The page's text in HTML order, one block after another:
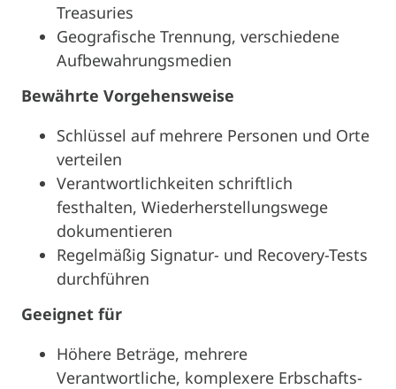
Treasuries
Geografische Trennung, verschiedene
Aufbewahrungsmedien
Bewährte Vorgehensweise
Schlüssel auf mehrere Personen und Orte
verteilen
Verantwortlichkeiten schriftlich
festhalten, Wiederherstellungswege
dokumentieren
Regelmäßig Signatur- und Recovery-Tests
durchführen
Geeignet für
Höhere Beträge, mehrere
Verantwortliche, komplexere Erbschafts-